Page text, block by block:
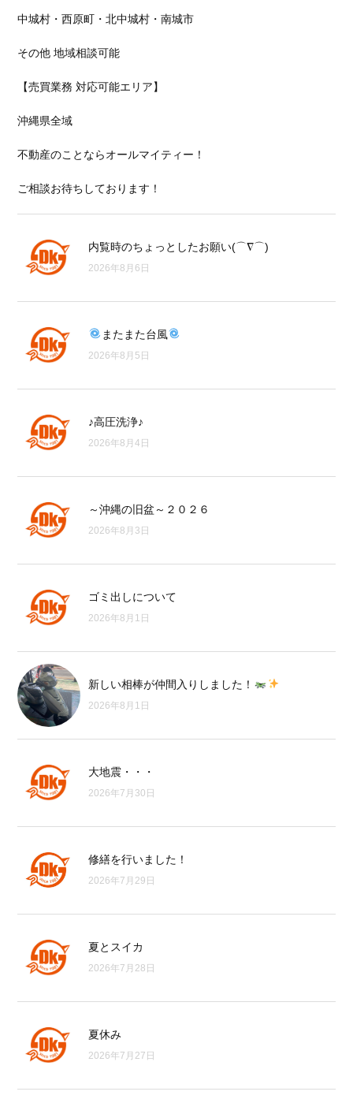
中城村・西原町・北中城村・南城市
その他 地域相談可能
【売買業務 対応可能エリア】
沖縄県全域
不動産のことならオールマイティー！
ご相談お待ちしております！
内覧時のちょっとしたお願い(⌒∇⌒)
2026年8月6日
またまた台風
2026年8月5日
♪高圧洗浄♪
2026年8月4日
～沖縄の旧盆～２０２６
2026年8月3日
ゴミ出しについて
2026年8月1日
新しい相棒が仲間入りしました！
2026年8月1日
大地震・・・
2026年7月30日
修繕を行いました！
2026年7月29日
夏とスイカ
2026年7月28日
夏休み
2026年7月27日